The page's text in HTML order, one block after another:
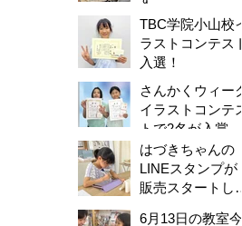
TBC学院小山校イ
ラストコンテスト
入選！
さんかくウィーク
イラストコンテス
トで2名が入賞し
ました！
はづきちゃんの
LINEスタンプが
販売スタートしま
6月13日の教室今